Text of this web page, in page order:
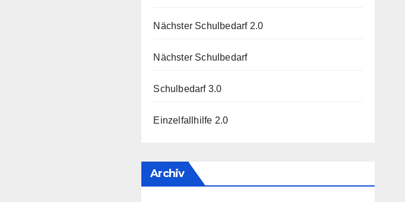
Nächster Schulbedarf 2.0
Nächster Schulbedarf
Schulbedarf 3.0
Einzelfallhilfe 2.0
Archiv